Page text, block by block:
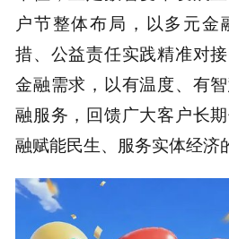
户节整体布局，以多元金
措、公益责任实践精准对
金融需求，以有温度、有
融服务，回馈广大客户长
融赋能民生、服务实体经济